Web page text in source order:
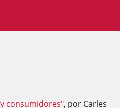
consumidores", por Carles